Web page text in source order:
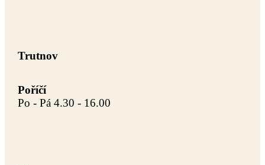
Trutnov
Poříčí
Po - Pá 4.30 - 16.00